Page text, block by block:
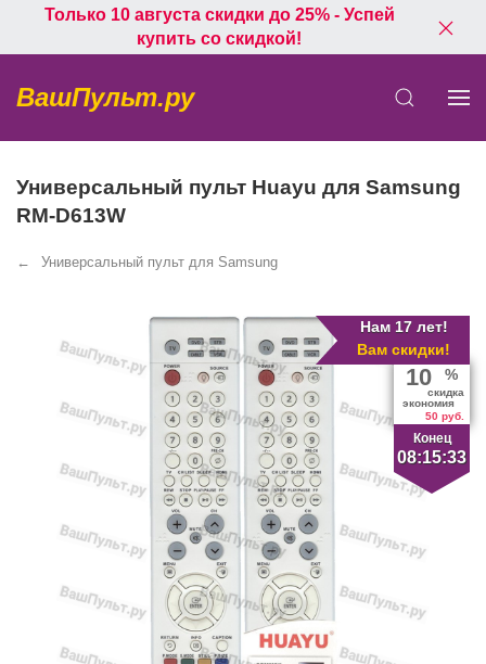
Только 10 августа скидки до 25% - Успей
купить со скидкой!
ВашПульт.ру
Универсальный пульт Huayu для Samsung
RM-D613W
Универсальный пульт для Samsung
Нам 17 лет!
Вам скидки!
Конец
08:15:33
10 %
скидка
экономия
50 руб.